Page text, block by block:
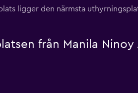
ligger den närmsta
från Manila Ninoy